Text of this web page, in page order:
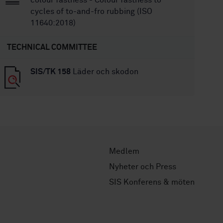
cycles of to-and-fro rubbing (ISO
11640:2018)
TECHNICAL COMMITTEE
SIS/TK 158 Läder och skodon
Medlem
Nyheter och Press
SIS Konferens & möten